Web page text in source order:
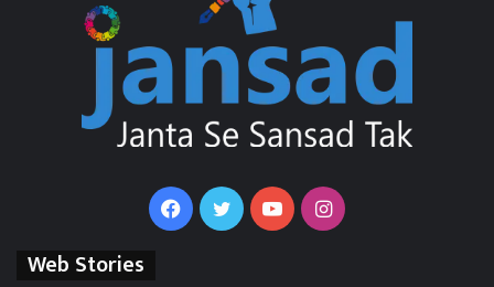
FacebookTwitterYouTubeInstagram
Web Stories